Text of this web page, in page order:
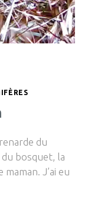
du
du bosquet, la
J’ai eu